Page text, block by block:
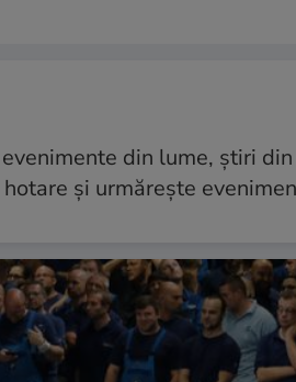
din lume, știri
și urmărește